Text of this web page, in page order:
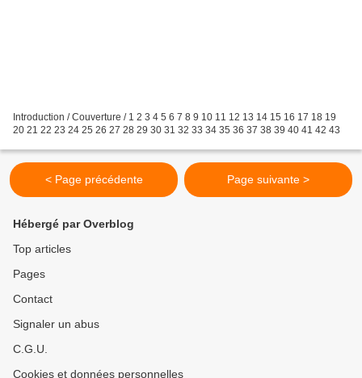
Introduction / Couverture / 1 2 3 4 5 6 7 8 9 10 11 12 13 14 15 16 17 18 19
20 21 22 23 24 25 26 27 28 29 30 31 32 33 34 35 36 37 38 39 40 41 42 43
< Page précédente Page suivante >
Hébergé par Overblog
Top articles
Pages
Contact
Signaler un abus
C.G.U.
Cookies et données personnelles